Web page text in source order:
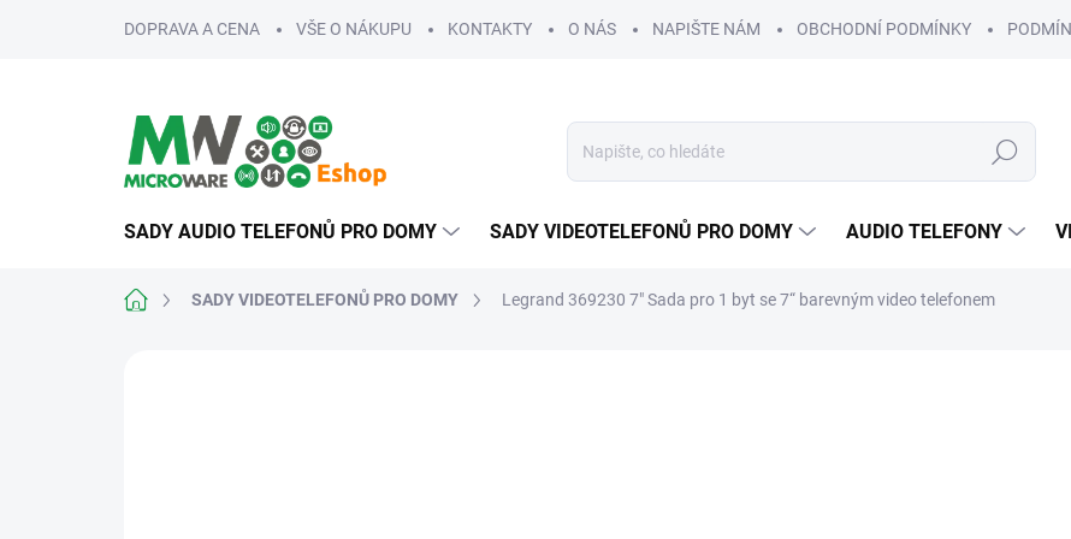
DOPRAVA A CENA VŠE O NÁKUPU KONTAKTY O NÁS NAPIŠTE NÁM OBCHODNÍ PODMÍNKY
Hledat
SADY AUDIO TELEFONŮ PRO DOMY SADY VIDEOTELEFONŮ PRO DOMY AUDIO TELEFONY
Domů SADY VIDEOTELEFONŮ PRO DOMY Legrand 369230 7" Sada pro 1 byt se 7“ barevným video telefonem